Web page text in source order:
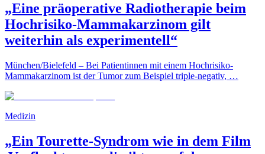
„Eine präoperative Radiotherapie beim
Hochrisiko-Mammakarzinom gilt
weiterhin als experimentell“
München/Bielefeld – Bei Patientinnen mit einem Hochrisiko-
Mammakarzinom ist der Tumor zum Beispiel triple-negativ, …
Medizin
„Ein Tourette-Syndrom wie in dem Film